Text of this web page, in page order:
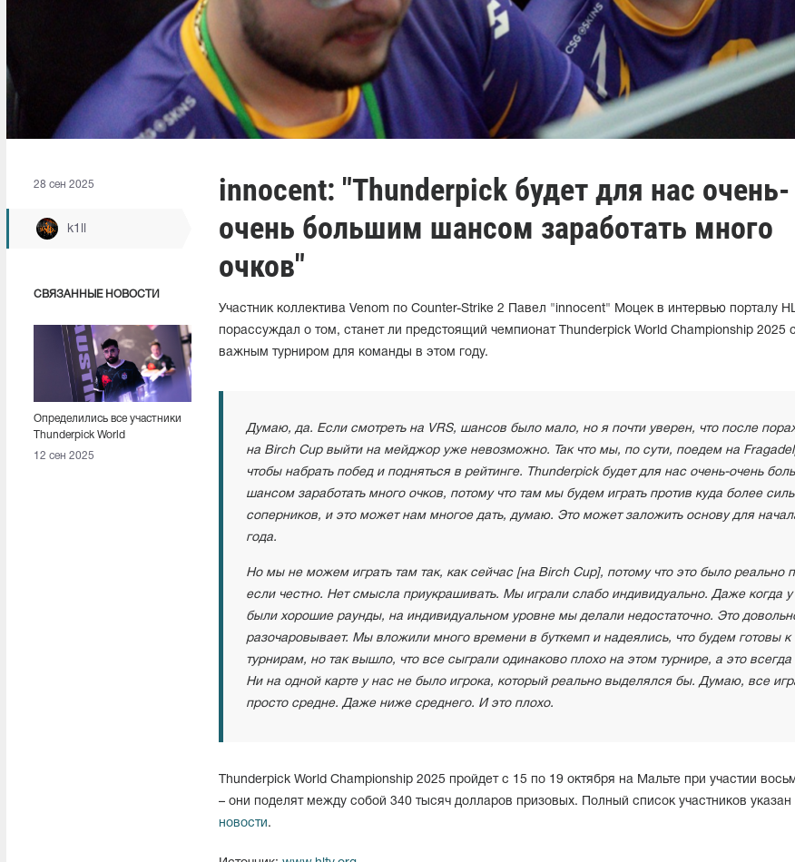
28 сен 2025
k1ll
СВЯЗАННЫЕ НОВОСТИ
Определились все участники
Thunderpick World
Championship 2025
12 сен 2025
innocent: "Thunderpick будет для нас очень-
очень большим шансом заработать много
очков"
Участник коллектива Venom по Counter-Strike 2 Павел "innocent" Моцек в интервью порталу
порассуждал о том, станет ли предстоящий чемпионат Thunderpick World Championship 2025
важным турниром для команды в этом году.
Думаю, да. Если смотреть на VRS, шансов было мало, но я почти уверен, что после
на Birch Cup выйти на мейджор уже невозможно. Так что мы, по сути, поедем на
чтобы набрать побед и подняться в рейтинге. Thunderpick будет для нас очень-очень
шансом заработать много очков, потому что там мы будем играть против куда более
соперников, и это может нам многое дать, думаю. Это может заложить основу для
года.
Но мы не можем играть там так, как сейчас [на Birch Cup], потому что это было реально
если честно. Нет смысла приукрашивать. Мы играли слабо индивидуально. Даже когда у
были хорошие раунды, на индивидуальном уровне мы делали недостаточно. Это
разочаровывает. Мы вложили много времени в буткемп и надеялись, что будем готовы к
турнирам, но так вышло, что все сыграли одинаково плохо на этом турнире, а это всегда
Ни на одной карте у нас не было игрока, который реально выделялся бы. Думаю, все
просто средне. Даже ниже среднего. И это плохо.
Thunderpick World Championship 2025 пройдет с 15 по 19 октября на Мальте при участии
– они поделят между собой 340 тысяч долларов призовых. Полный список участников указан
новости.